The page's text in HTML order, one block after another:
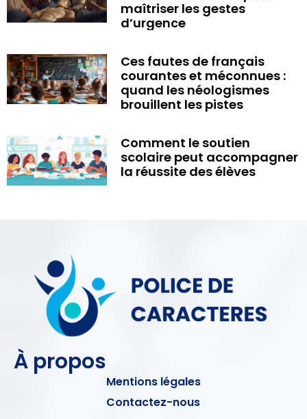
maîtriser les gestes
d’urgence
Ces fautes de français
courantes et méconnues :
quand les néologismes
brouillent les pistes
Comment le soutien
scolaire peut accompagner
la réussite des élèves
À propos
Mentions légales
Contactez-nous